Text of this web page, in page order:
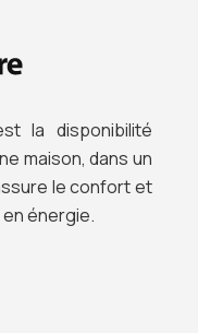
la disponibilité
maison, dans un
le confort et
énergie.